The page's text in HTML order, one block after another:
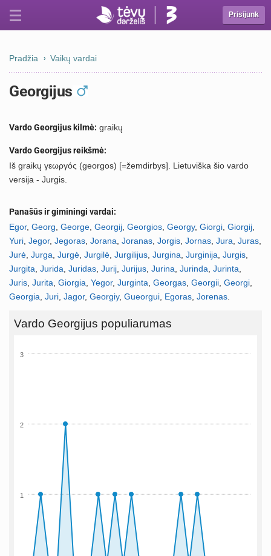
Prisijunk
Pradžia Vaikų vardai
Georgijus
Vardo Georgijus kilmė: graikų
Vardo Georgijus reikšmė:
Iš graikų γεωργός (georgos) [=žemdirbys]. Lietuviška šio vardo
versija - Jurgis.
Panašūs ir giminingi vardai:
Egor, Georg George Georgij Georgios Georgy, Giorgi Giorgij
Yuri Jegor, Jegoras Jorana Joranas Jorgis Jornas Jura Juras
Jurė Jurga Jurgė Jurgilė Jurgilijus Jurgina Jurginija Jurgis
Jurgita Jurida Juridas Jurij Jurijus Jurina Jurinda Jurinta
Juris Jurita Giorgia Yegor, Jurginta Georgas Georgii Georgi
Georgia Juri Jagor, Georgiy, Gueorgui Egoras Jorenas
Vardo Georgijus populiarumas
1
2
3